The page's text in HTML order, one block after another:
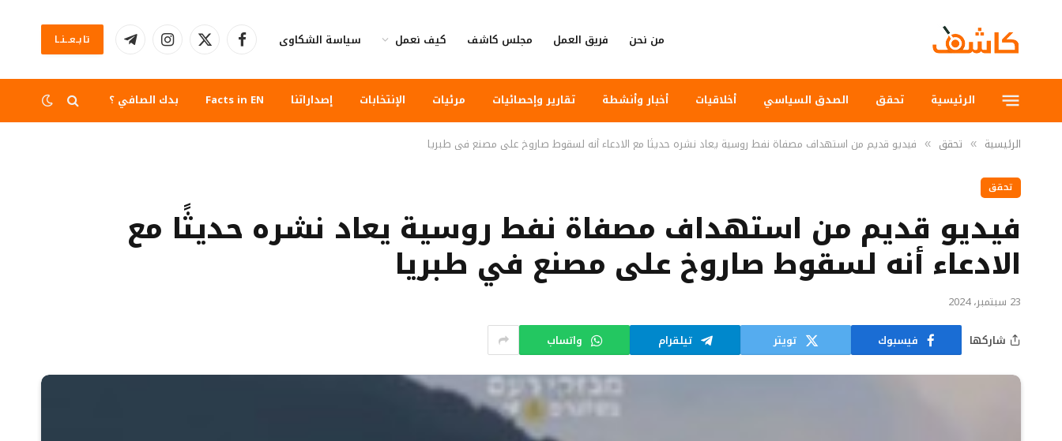
من نحن فريق العمل مجلس كاشف كيف نعمل سياسة الشكاوى فيسبوكX الانستغرامتيلقرام تابــعــنــا
الرئيسية تحقق الصدق السياسي أخلاقيات أخبار وأنشطة تقارير وإحصائيات مرئيات الإنتخابات إصداراتنا Facts in EN بدك الصافي ؟
الرئيسية » تحقق » فيديو قديم من استهداف مصفاة نفط روسية يعاد نشره حديثًا مع الادعاء أنه لسقوط صاروخ على مصنع في طبريا
تحقق
فيديو قديم من استهداف مصفاة نفط روسية يعاد نشره حديثًا مع
الادعاء أنه لسقوط صاروخ على مصنع في طبريا
23 سبتمبر، 2024
شاركها
فيسبوك تويتر تيلقرام واتساب